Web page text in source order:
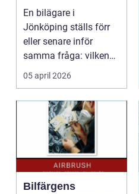
bilen
En bilägare i
Jönköping ställs förr
eller senare inför
samma fråga: vilken
verkstad tar bäst hand
05 april 2026
Bilfärgens